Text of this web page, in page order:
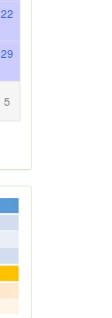
22
29
5